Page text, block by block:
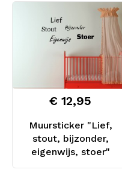
Muursticker "Lief,
stout, bijzonder,
eigenwijs, stoer"
€ 12,95